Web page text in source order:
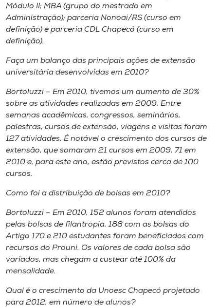
Módulo II; MBA (grupo do mestrado em
Administração); parceria Nonoai/RS (curso em
definição) e parceria CDL Chapecó (curso em
definição).
Faça um balanço das principais ações de extensão
universitária desenvolvidas em 2010?
Bortoluzzi – Em 2010, tivemos um aumento de 30%
sobre as atividades realizadas em 2009. Entre
semanas acadêmicas, congressos, seminários,
palestras, cursos de extensão, viagens e visitas foram
127 atividades. É notável o crescimento dos cursos de
extensão, que somaram 21 cursos em 2009, 71 em
2010 e, para este ano, estão previstos cerca de 100
cursos.
Como foi a distribuição de bolsas em 2010?
Bortoluzzi – Em 2010, 152 alunos foram atendidos
pelas bolsas de filantropia, 188 com as bolsas do
Artigo 170 e 210 estudantes foram beneficiados com
recursos do Prouni. Os valores de cada bolsa são
variados, mas chegam a custear até 100% da
mensalidade.
Qual é o crescimento da Unoesc Chapecó projetado
para 2012, em número de alunos?